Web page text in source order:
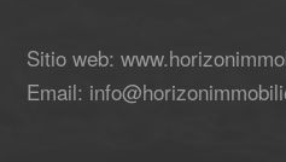
Sitio web:
Email: